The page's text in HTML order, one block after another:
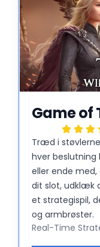
Træd i
hver beslutning
eller ende
dit slot, udklæk
et strategispil,
og armbrøster.